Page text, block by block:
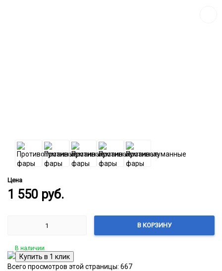
Цена
1 550 руб.
В КОРЗИНУ
В наличии
Всего просмотров этой страницы: 667